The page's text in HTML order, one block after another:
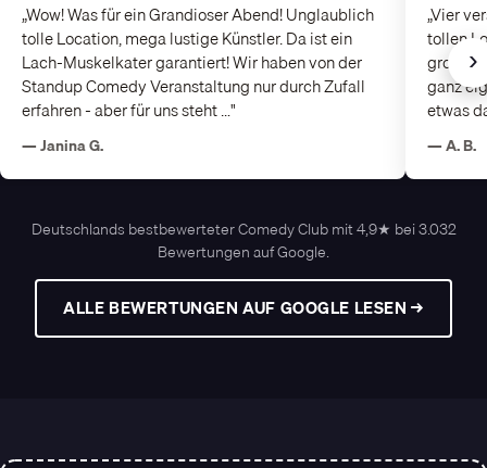
„Wow! Was für ein Grandioser Abend! Unglaublich
tolle Location, mega lustige Künstler. Da ist ein
Lach-Muskelkater garantiert! Wir haben von der
Standup Comedy Veranstaltung nur durch Zufall
erfahren - aber für uns steht …"
— Janina G.
„Vier
tollen
ganz
etwas
— A. B.
›
Deutschlands bestbewerteter Comedy Club mit 4,9★ bei 3.032
Bewertungen auf Google.
ALLE BEWERTUNGEN AUF GOOGLE LESEN →